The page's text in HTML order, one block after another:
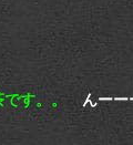
です。。
んー